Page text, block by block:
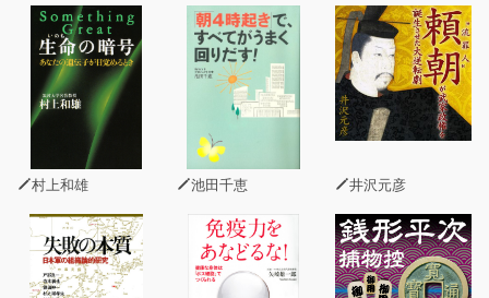
メール、レポート、企画書、SNS…あらゆる場面で一生使
える! !
★本書で身につく、5つの「一生モノの文章術」★
・「誰が読んでも」正確に伝わる あとがき作り
・見違えるほど「読みやすく」なる 目次作り
・「説得力」が劇的に高まる 1人ディベート
・ムダなく「効率的」に書ける 枝葉切り
★著者からのコメント★
村上和雄 池田千恵 井沢元彦